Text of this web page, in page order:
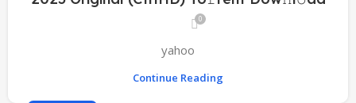
0
yahoo
Continue Reading